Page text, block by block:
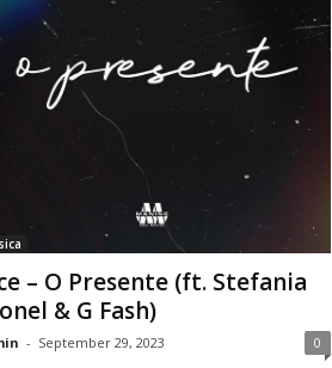
– O Presente (ft. Stefania
& G Fash)
- September 29, 2023 0